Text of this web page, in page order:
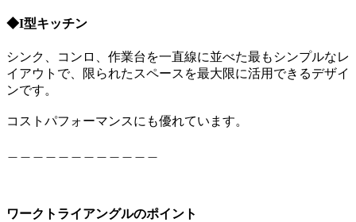
◆I型キッチン
シンク、コンロ、作業台を一直線に並べた最もシンプルなレ
イアウトで、限られたスペースを最大限に活用できるデザイ
ンです。
コストパフォーマンスにも優れています。
ワークトライアングルのポイント